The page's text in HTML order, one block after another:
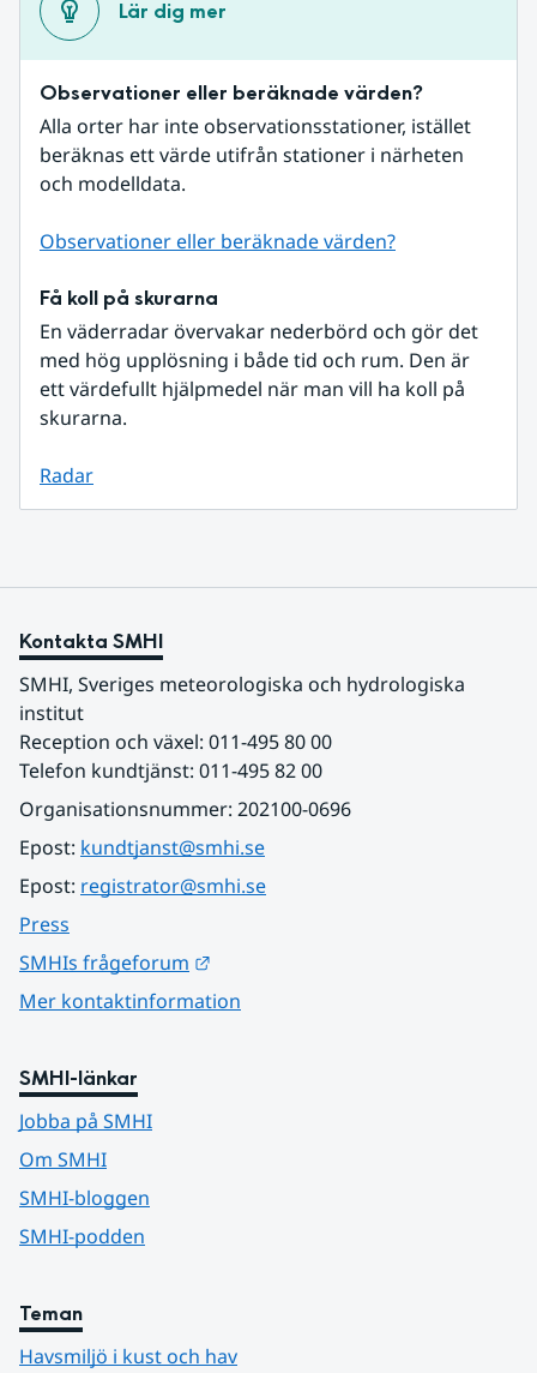
Lär dig mer
Observationer eller beräknade värden?
Alla orter har inte observationsstationer, istället
beräknas ett värde utifrån stationer i närheten
och modelldata.
Observationer eller beräknade värden?
Få koll på skurarna
En väderradar övervakar nederbörd och gör det
med hög upplösning i både tid och rum. Den är
ett värdefullt hjälpmedel när man vill ha koll på
skurarna.
Radar
Kontakta SMHI
SMHI, Sveriges meteorologiska och hydrologiska
institut
Reception och växel: 011-495 80 00
Telefon kundtjänst: 011-495 82 00
Organisationsnummer: 202100-0696
Epost: kundtjanst@smhi.se
Epost: registrator@smhi.se
Press
SMHIs frågeforum
Mer kontaktinformation
SMHI-länkar
Jobba på SMHI
Om SMHI
SMHI-bloggen
SMHI-podden
Teman
Havsmiljö i kust och hav